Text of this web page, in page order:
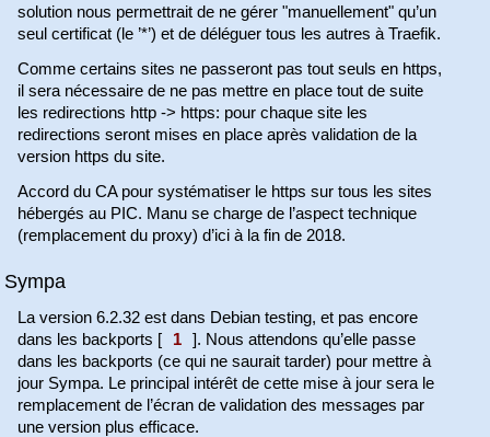
solution nous permettrait de ne gérer "manuellement" qu’un
seul certificat (le ’*’) et de déléguer tous les autres à Traefik.
Comme certains sites ne passeront pas tout seuls en https,
il sera nécessaire de ne pas mettre en place tout de suite
les redirections http -> https: pour chaque site les
redirections seront mises en place après validation de la
version https du site.
Accord du CA pour systématiser le https sur tous les sites
hébergés au PIC. Manu se charge de l’aspect technique
(remplacement du proxy) d’ici à la fin de 2018.
Sympa
La version 6.2.32 est dans Debian testing, et pas encore
dans les backports [ 1 ]. Nous attendons qu’elle passe
dans les backports (ce qui ne saurait tarder) pour mettre à
jour Sympa. Le principal intérêt de cette mise à jour sera le
remplacement de l’écran de validation des messages par
une version plus efficace.